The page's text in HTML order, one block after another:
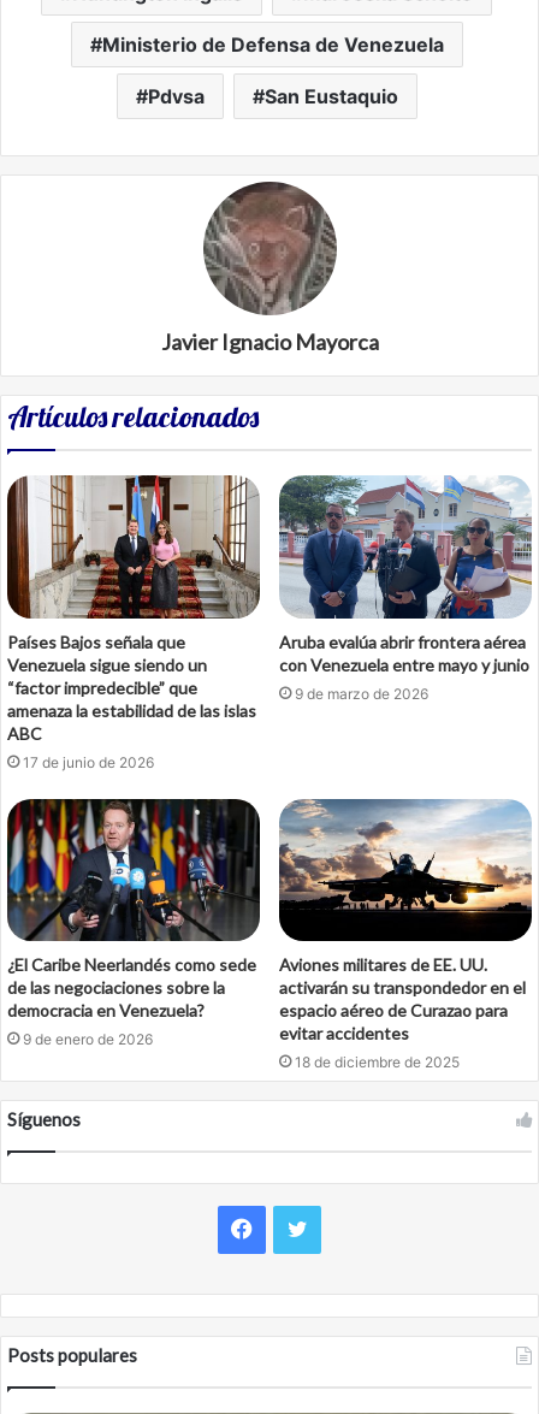
Ministerio de Defensa de Venezuela
Pdvsa San Eustaquio
Javier Ignacio Mayorca
Artículos relacionados
Países Bajos señala que
Venezuela sigue siendo un
“factor impredecible” que
amenaza la estabilidad de las islas
ABC
17 de junio de 2026
Aruba evalúa abrir frontera aérea
con Venezuela entre mayo y junio
9 de marzo de 2026
¿El Caribe Neerlandés como sede
de las negociaciones sobre la
democracia en Venezuela?
9 de enero de 2026
Aviones militares de EE. UU.
activarán su transpondedor en el
espacio aéreo de Curazao para
evitar accidentes
18 de diciembre de 2025
Síguenos
Facebook
Twitter
Posts populares